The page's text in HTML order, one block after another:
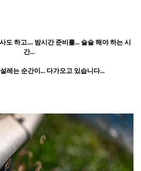
도 하고.... 밤시간 준비를... 슬슬 해야 하는 시
간...
레는 순간이... 다가오고 있습니다...